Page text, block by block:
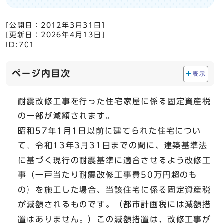
[公開日： 2012年3月31日
[更新日： 2026年4月13日
ID:701
ページ内目次 表示
耐震改修工事を行った住宅家屋に係る固定資産税
の一部が減額されます。
昭和57年1月1日以前に建てられた住宅につい
て、令和13年3月31日までの間に、建築基準法
に基づく現行の耐震基準に適合させるよう改修工
事（一戸当たり耐震改修工事費50万円超のも
の）を施工した場合、当該住宅に係る固定資産税
が減額されるものです。（都市計画税には減額措
置はありません。）この減額措置は、改修工事が